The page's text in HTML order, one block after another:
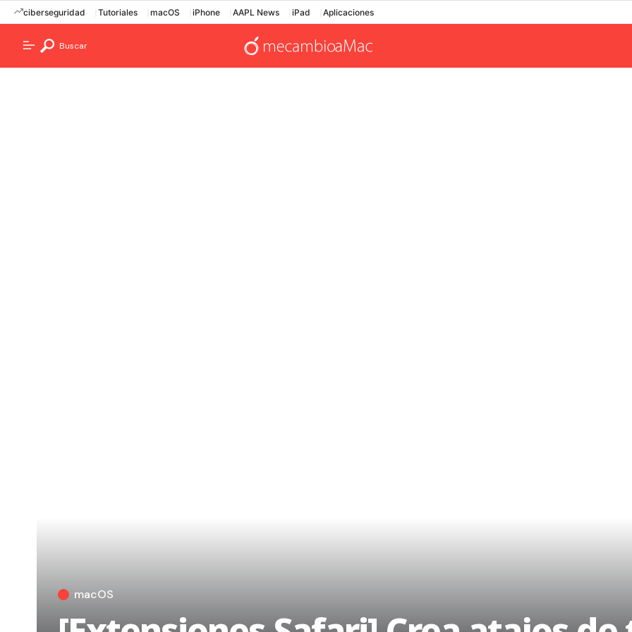
ciberseguridad Tutoriales macOS iPhone AAPL News iPad Aplicaciones
Buscar
macOS